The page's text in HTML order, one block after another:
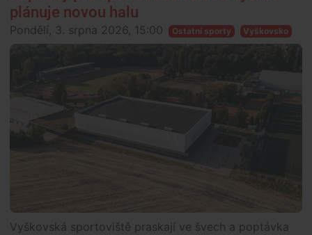
plánuje novou halu
Pondělí, 3. srpna 2026, 15:00 Ostatní sporty Vyškovsko
Vyškovská sportoviště praskají ve švech a poptávka